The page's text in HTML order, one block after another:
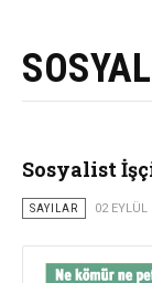
Sosyalist
SAYILAR 02 EYLÜL